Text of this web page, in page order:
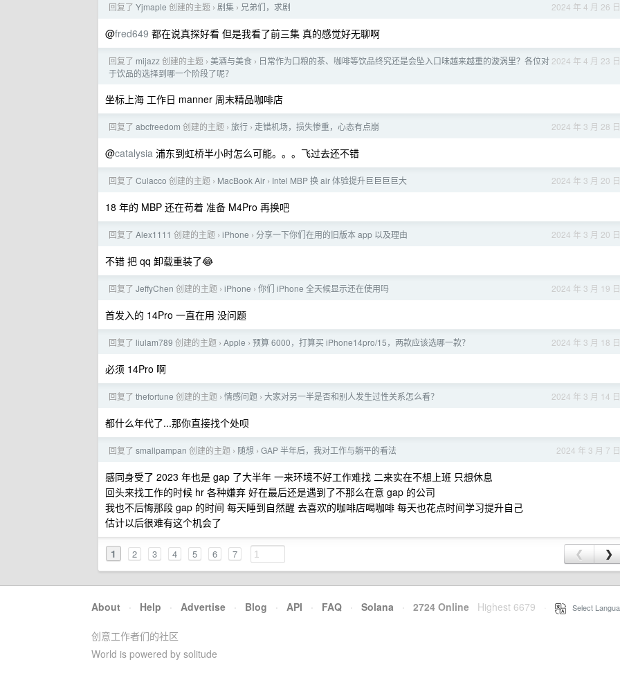
2024 年 4 月 26 日
回复了 Yjmaple 创建的主题 › 剧集 › 兄弟们，求剧
@fred649 都在说真探好看 但是我看了前三集 真的感觉好无聊啊
2024 年 4 月 23 日
回复了 mijazz创建的主题 › 美酒与美食 › 日常作为口粮的茶、咖啡等饮品终究还是会坠入口味越来越重的漩涡里？各位对
于饮品的选择到哪一个阶段了呢？
坐标上海 工作日 manner 周末精品咖啡店
2024 年 3 月 28 日
回复了 abcfreedom 创建的主题 › 旅行 › 走错机场，损失惨重，心态有点崩
@catalysia 浦东到虹桥半小时怎么可能。。。飞过去还不错
2024 年 3 月 20 日
回复了 Culacco 创建的主题 › MacBook Air › Intel MBP 换 air 体验提升巨巨巨巨大
18 年的 MBP 还在苟着 准备 M4Pro 再换吧
2024 年 3 月 20 日
回复了 Alex1111 创建的主题 › iPhone › 分享一下你们在用的旧版本 app 以及理由
不错 把 qq 卸载重装了😂
2024 年 3 月 19 日
回复了 JeffyChen 创建的主题 › iPhone › 你们 iPhone 全天候显示还在使用吗
首发入的 14Pro 一直在用 没问题
2024 年 3 月 18 日
回复了 liulam789 创建的主题 › Apple › 预算 6000，打算买 iPhone14pro/15，两款应该选哪一款？
必须 14Pro 啊
2024 年 3 月 14 日
回复了 thefortune 创建的主题 › 情感问题 › 大家对另一半是否和别人发生过性关系怎么看？
都什么年代了...那你直接找个处呗
2024 年 3 月 7 日
回复了 smallpampan 创建的主题 › 随想 › GAP 半年后，我对工作与躺平的看法
感同身受了 2023 年也是 gap 了大半年 一来环境不好工作难找 二来实在不想上班 只想休息
回头来找工作的时候 hr 各种嫌弃 好在最后还是遇到了不那么在意 gap 的公司
我也不后悔那段 gap 的时间 每天睡到自然醒 去喜欢的咖啡店喝咖啡 每天也花点时间学习提升自己
估计以后很难有这个机会了
1 2 3 4 5 6 7 ❮ ❯
About · Help · Advertise · Blog · API · FAQ · Solana · 2724 Online Highest 6679 Select
创意工作者们的社区
World is powered by solitude